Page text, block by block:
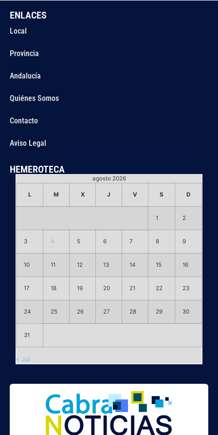
ENLACES
Local
Provincia
Andalucía
Quiénes Somos
Contacto
Aviso Legal
HEMEROTECA
agosto 2026
L M X J V S D
1 2
3 4 5 6 7 8 9
10 11 12 13 14 15 16
17 18 19 20 21 22 23
24 25 26 27 28 29 30
31
« Jul